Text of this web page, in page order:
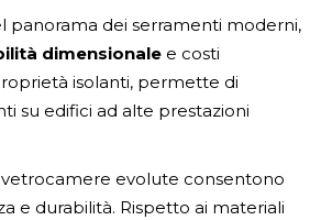
panorama dei serramenti moderni,
dimensionale e costi
isolanti, permette di
su edifici ad alte prestazioni
evolute consentono
e durabilità. Rispetto ai materiali